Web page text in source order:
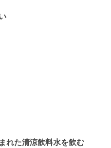
れた清涼飲料水を飲む